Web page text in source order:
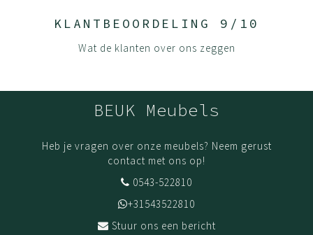
KLANTBEOORDELING 9/10
Wat de klanten over ons zeggen
BEUK Meubels
Heb je vragen over onze meubels? Neem gerust
contact met ons op!
0543-522810
+31543522810
Stuur ons een bericht